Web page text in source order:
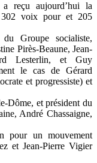
reçu aujourd’hui la
302 voix pour et 205
Groupe socialiste,
Pirès-Beaune, Jean-
Lesterlin, et Guy
le cas de Gérard
et progressiste) et
Dôme, et président du
André Chassaigne,
pour un mouvement
et Jean-Pierre Vigier